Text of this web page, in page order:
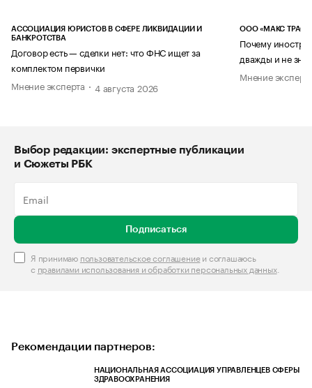
АССОЦИАЦИЯ ЮРИСТОВ В СФЕРЕ ЛИКВИДАЦИИ И
БАНКРОТСТВА
Договор есть — сделки нет: что ФНС ищет за
комплектом первички
Мнение эксперта
4 августа 2026
ООО «МАКС ТРАСТ»
Почему
дважды и не
Мнение
Выбор редакции: экспертные публикации
и Сюжеты РБК
Подписаться
Я принимаю пользовательское соглашениеи соглашаюсь
с правилами использования и обработки персональных данных.
Рекомендации партнеров:
НАЦИОНАЛЬНАЯ АССОЦИАЦИЯ УПРАВЛЕНЦЕВ СФЕРЫ
ЗДРАВООХРАНЕНИЯ